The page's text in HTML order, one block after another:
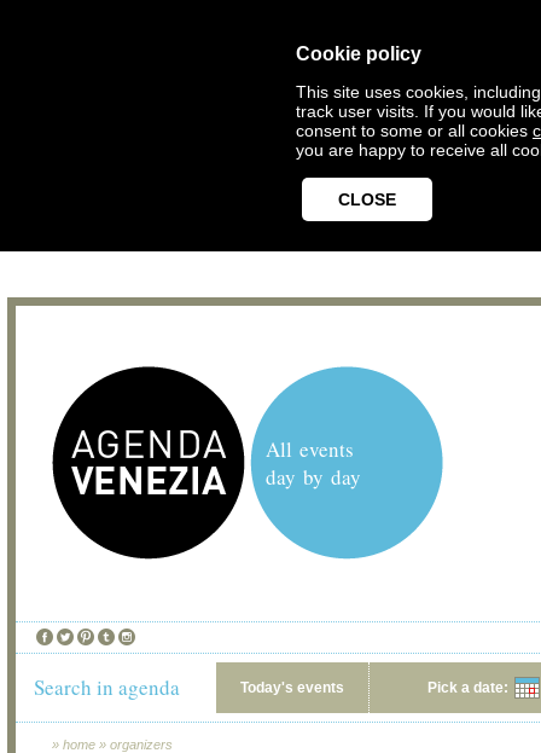
Cookie policy
This site uses cookies,
track user visits. If you would
consent to some or all cookies
you are happy to receive all
CLOSE
All events
day by day
Search in agenda Today's events Pick a date:
» home » organizers